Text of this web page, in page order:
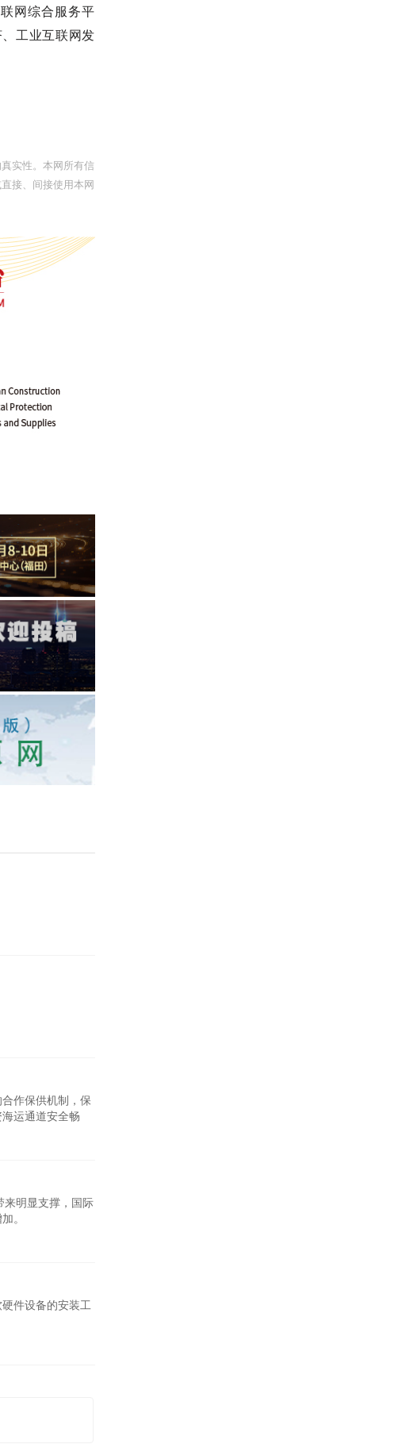
网综合服务平
工业互联网发
实性。本网所有信
接、间接使用本网
作保供机制，保
运通道安全畅
明显支撑，国际
。
件设备的安装工